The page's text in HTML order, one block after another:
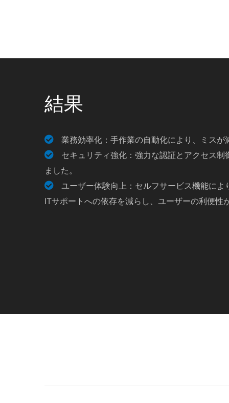
結果
業務効率化：手作業の自動化により、ミスが
セキュリティ強化：強力な認証とアクセス
ました。
ユーザー体験向上：セルフサービス機能によ
ITサポートへの依存を減らし、ユーザーの利便性